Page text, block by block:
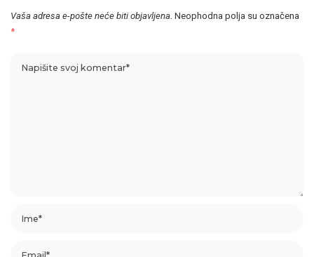
Vaša adresa e-pošte neće biti objavljena. Neophodna polja su označena
*